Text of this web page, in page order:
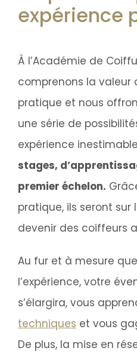
expérience
À l’Académie de
comprenons la valeur
pratique et nous
une série de
expérience
stages,
premier échelon.
pratique, ils seront sur
devenir des coiffeurs
Au fur et à mesure
l’expérience, votre
s’élargira, vous
techniques et vous
De plus, la mise en